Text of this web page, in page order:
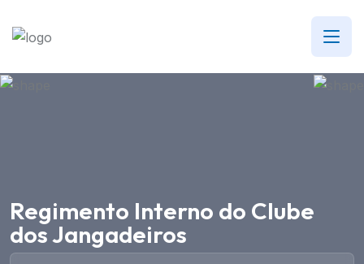
Regimento Interno do Clube
dos Jangadeiros